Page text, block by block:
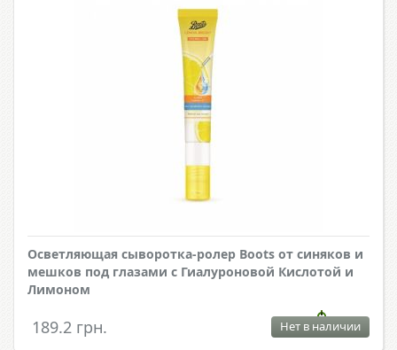
Осветляющая сыворотка-ролер Boots от синяков и
мешков под глазами с Гиалуроновой Кислотой и
Лимоном
189.2 грн. Нет в наличии